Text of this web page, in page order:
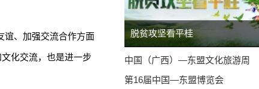
、加强交流合作方面
化交流，也是进一步
脱贫攻坚看平桂
中国（广西）—东盟文化旅游周
第16届中国—东盟博览会